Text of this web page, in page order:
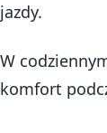
jazdy.
W
komfort